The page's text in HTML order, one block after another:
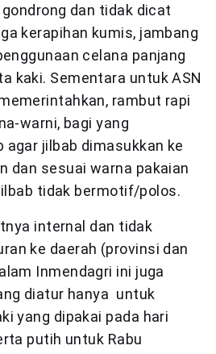
dan tidak dicat
kerapihan kumis, jambang
celana panjang
kaki. Sementara untuk ASN
rambut rapi
warni, bagi yang
agar jilbab dimasukkan ke
dan sesuai warna pakaian
tidak bermotif/polos.
internal dan tidak
ke daerah (provinsi dan
Inmendagri ini juga
diatur hanya untuk
yang dipakai pada hari
putih untuk Rabu